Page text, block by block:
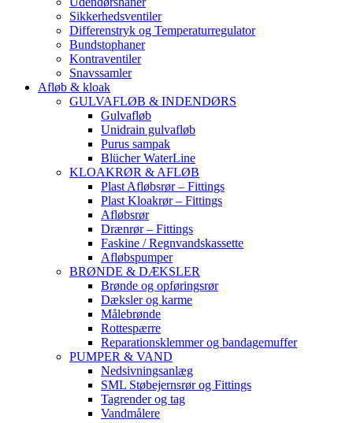
Sikkerhedsventiler
Differenstryk og Temperaturregulator
Bundstophaner
Kontraventiler
Snavssamler
Afløb & kloak
GULVAFLØB & INDENDØRS
Gulvafløb
Unidrain gulvafløb
Purus sampak
Blücher WaterLine
KLOAKRØR & AFLØB
Plast Afløbsrør – Fittings
Plast Kloakrør – Fittings
Afløbsrør
Drænrør – Fittings
Faskine / Regnvandskassette
Afløbspumper
BRØNDE & DÆKSLER
Brønde og opføringsrør
Dæksler og karme
Målebrønde
Rottespærre
Reparationsklemmer og bandagemuffer
PUMPER & VAND
Nedsivningsanlæg
SML Støbejernsrør og Fittings
Tagrender og tag
Vandmålere